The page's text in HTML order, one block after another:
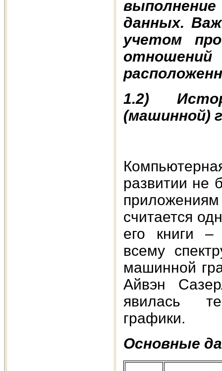
данных.
учетом
1.2)
(машинной)
развитии не
считается
его книги –
всему
машинной
Айвэн
явилась
графики.
Основные